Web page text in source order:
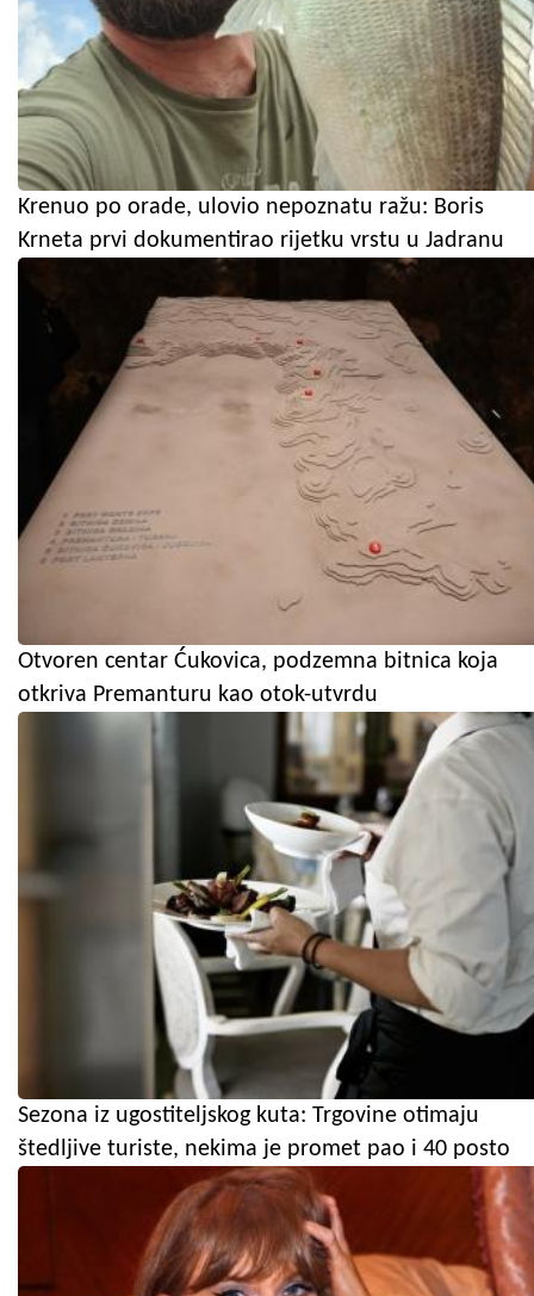
Krenuo po orade, ulovio nepoznatu ražu: Boris
Krneta prvi dokumentirao rijetku vrstu u Jadranu
Otvoren centar Ćukovica, podzemna bitnica koja
otkriva Premanturu kao otok-utvrdu
Sezona iz ugostiteljskog kuta: Trgovine otimaju
štedljive turiste, nekima je promet pao i 40 posto